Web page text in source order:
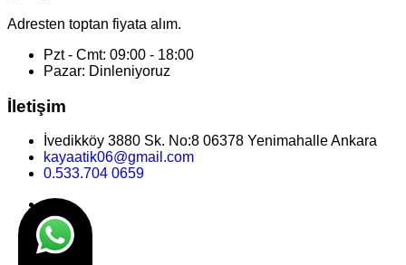
Adresten toptan fiyata alım.
Pzt - Cmt: 09:00 - 18:00
Pazar: Dinleniyoruz
İletişim
İvedikköy 3880 Sk. No:8 06378 Yenimahalle Ankara
kayaatik06@gmail.com
0.533.704 0659